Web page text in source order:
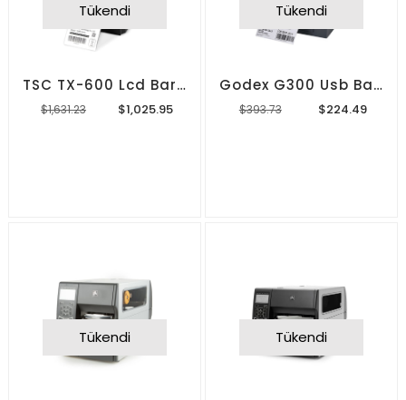
Tükendi
TSC TX-600 Lcd Barkod Yazıcı
$1,025.95
$1,631.23
Tükendi
Godex G300 Usb Barkod Yazıcı
$224.49
$393.73
Tükendi Tükendi